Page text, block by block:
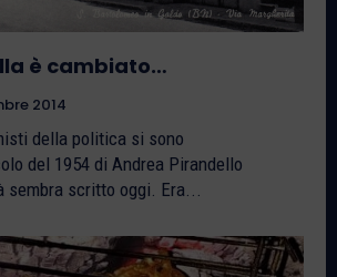
è cambiato…
2014
della politica si sono
del 1954 di Andrea Pirandello
sembra scritto oggi. Era...